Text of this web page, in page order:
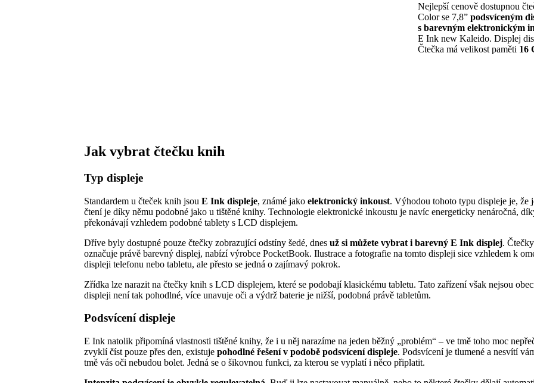
Nejlepší cenově dostupnou
Color se 7,8”podsvíceným
s barevným elektronickým
E Ink new Kaleido. Displej
Čtečka má velikost paměti 16
Jak vybrat čtečku knih
Typ displeje
Standardem u čteček knih jsou E Ink displeje, známé jako elektronický inkoust. Výhodou tohoto typu displeje je, že
čtení je díky němu podobné jako u tištěné knihy. Technologie elektronické inkoustu je navíc energeticky nenáročná,
překonávají vzhledem podobné tablety s LCD displejem.
Dříve byly dostupné pouze čtečky zobrazující odstíny šedé, dnes už si můžete vybrat i barevný E Ink displej.
označuje právě barevný displej, nabízí výrobce PocketBook. Ilustrace a fotografie na tomto displeji sice vzhledem k
displeji telefonu nebo tabletu, ale přesto se jedná o zajímavý pokrok.
Zřídka lze narazit na čtečky knih s LCD displejem, které se podobají klasickému tabletu. Tato zařízení však nejsou
displeji není tak pohodlné, více unavuje oči a výdrž baterie je nižší, podobná právě tabletům.
Podsvícení displeje
E Ink natolik připomíná vlastnosti tištěné knihy, že i u něj narazíme na jeden běžný „problém“ – ve tmě toho moc
zvyklí číst pouze přes den, existuje pohodlné řešení v podobě podsvícení displeje. Podsvícení je tlumené a nesvítí
tmě vás oči nebudou bolet. Jedná se o šikovnou funkci, za kterou se vyplatí i něco připlatit.